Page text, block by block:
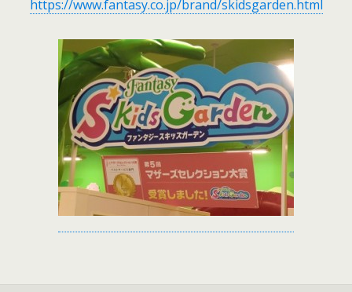
https://www.fantasy.co.jp/brand/skidsgarden.html